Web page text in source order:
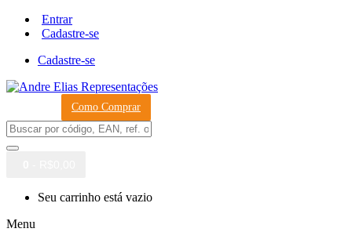
Entrar
Cadastre-se
Cadastre-se
Como Comprar
Seu carrinho está vazio
Menu